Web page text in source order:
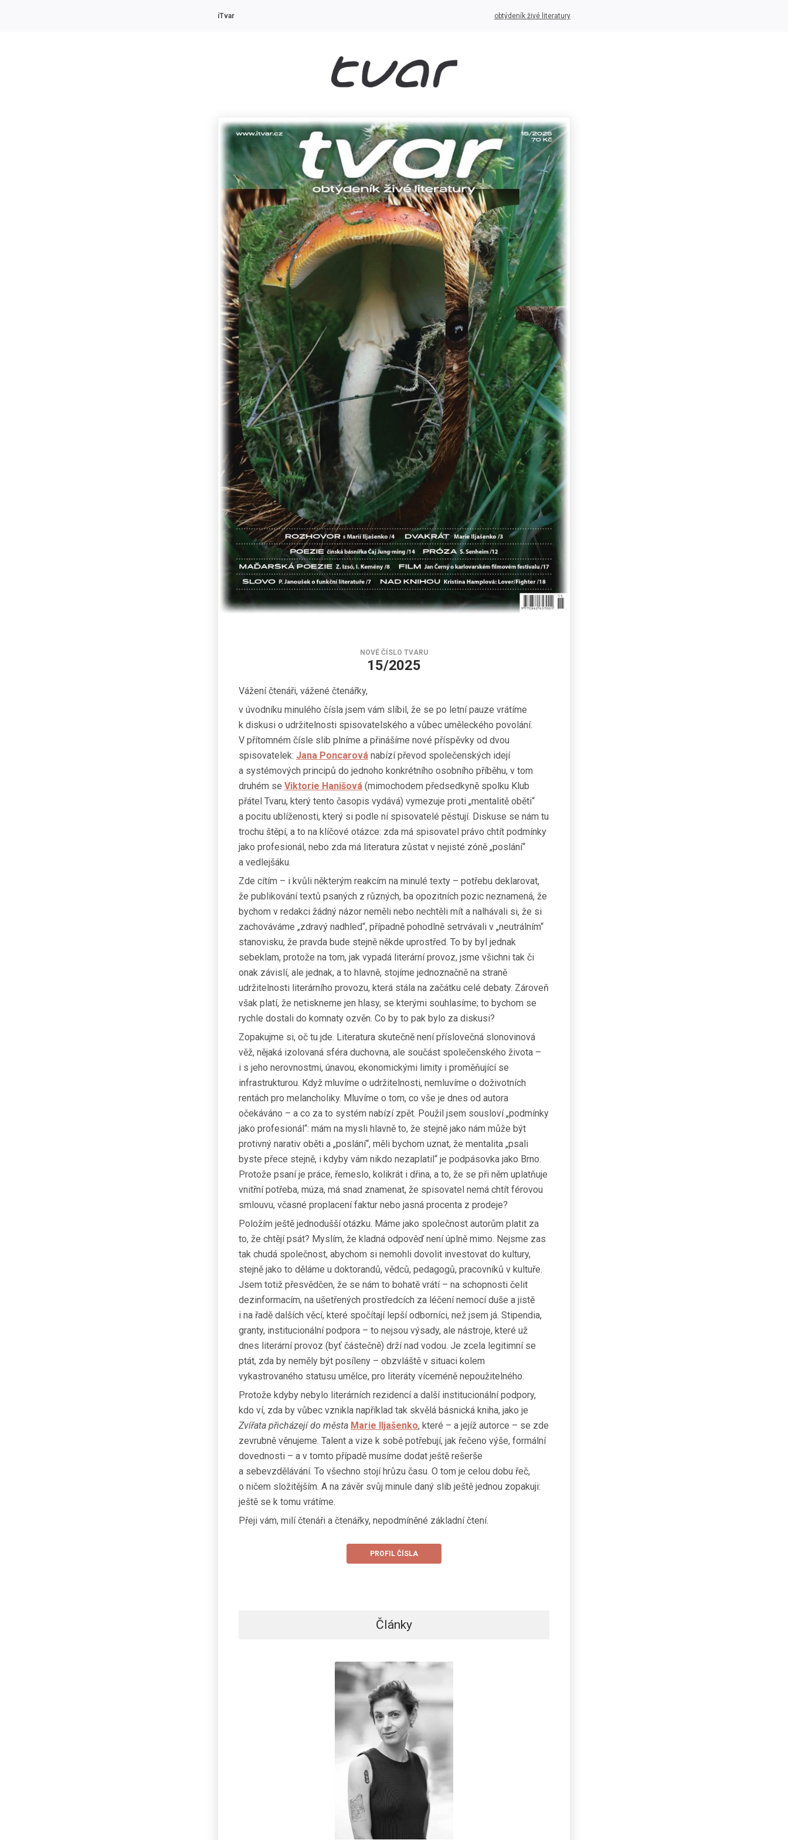
iTvar obtýdeník živé literatury
NOVÉ ČÍSLO TVARU
15/2025
Vážení čtenáři, vážené čtenářky,
v úvodníku minulého čísla jsem vám slíbil, že se po letní pauze vrátíme
k diskusi o udržitelnosti spisovatelského a vůbec uměleckého povolání.
V přítomném čísle slib plníme a přinášíme nové příspěvky od dvou
spisovatelek: Jana Poncarová nabízí převod společenských idejí
a systémových principů do jednoho konkrétního osobního příběhu, v tom
druhém se Viktorie Hanišová (mimochodem předsedkyně spolku Klub
přátel Tvaru, který tento časopis vydává) vymezuje proti „mentalitě oběti“
a pocitu ublíženosti, který si podle ní spisovatelé pěstují. Diskuse se nám tu
trochu štěpí, a to na klíčové otázce: zda má spisovatel právo chtít podmínky
jako profesionál, nebo zda má literatura zůstat v nejisté zóně „poslání“
a vedlejšáku.
Zde cítím – i kvůli některým reakcím na minulé texty – potřebu deklarovat,
že publikování textů psaných z různých, ba opozitních pozic neznamená, že
bychom v redakci žádný názor neměli nebo nechtěli mít a nalhávali si, že si
zachováváme „zdravý nadhled“, případně pohodlně setrvávali v „neutrálním“
stanovisku, že pravda bude stejně někde uprostřed. To by byl jednak
sebeklam, protože na tom, jak vypadá literární provoz, jsme všichni tak či
onak závislí, ale jednak, a to hlavně, stojíme jednoznačně na straně
udržitelnosti literárního provozu, která stála na začátku celé debaty. Zároveň
však platí, že netiskneme jen hlasy, se kterými souhlasíme; to bychom se
rychle dostali do komnaty ozvěn. Co by to pak bylo za diskusi?
Zopakujme si, oč tu jde. Literatura skutečně není příslovečná slonovinová
věž, nějaká izolovaná sféra duchovna, ale součást společenského života –
i s jeho nerovnostmi, únavou, ekonomickými limity i proměňující se
infrastrukturou. Když mluvíme o udržitelnosti, nemluvíme o doživotních
rentách pro melancholiky. Mluvíme o tom, co vše je dnes od autora
očekáváno – a co za to systém nabízí zpět. Použil jsem sousloví „podmínky
jako profesionál“: mám na mysli hlavně to, že stejně jako nám může být
protivný narativ oběti a „poslání“, měli bychom uznat, že mentalita „psali
byste přece stejně, i kdyby vám nikdo nezaplatil“ je podpásovka jako Brno.
Protože psaní je práce, řemeslo, kolikrát i dřina, a to, že se při něm uplatňuje
vnitřní potřeba, múza, má snad znamenat, že spisovatel nemá chtít férovou
smlouvu, včasné proplacení faktur nebo jasná procenta z prodeje?
Položím ještě jednodušší otázku. Máme jako společnost autorům platit za
to, že chtějí psát? Myslím, že kladná odpověď není úplně mimo. Nejsme zas
tak chudá společnost, abychom si nemohli dovolit investovat do kultury,
stejně jako to děláme u doktorandů, vědců, pedagogů, pracovníků v kultuře.
Jsem totiž přesvědčen, že se nám to bohatě vrátí – na schopnosti čelit
dezinformacím, na ušetřených prostředcích za léčení nemocí duše a jistě
i na řadě dalších věcí, které spočítají lepší odborníci, než jsem já. Stipendia,
granty, institucionální podpora – to nejsou výsady, ale nástroje, které už
dnes literární provoz (byť částečně) drží nad vodou. Je zcela legitimní se
ptát, zda by neměly být posíleny – obzvláště v situaci kolem
vykastrovaného statusu umělce, pro literáty víceméně nepoužitelného.
Protože kdyby nebylo literárních rezidencí a další institucionální podpory,
kdo ví, zda by vůbec vznikla například tak skvělá básnická kniha, jako je
Zvířata přicházejí do města Marie Iljašenko, které – a jejíž autorce – se zde
zevrubně věnujeme. Talent a vize k sobě potřebují, jak řečeno výše, formální
dovednosti – a v tomto případě musíme dodat ještě rešerše
a sebevzdělávání. To všechno stojí hrůzu času. O tom je celou dobu řeč,
o ničem složitějším. A na závěr svůj minule daný slib ještě jednou zopakuji:
ještě se k tomu vrátíme.
Přeji vám, milí čtenáři a čtenářky, nepodmíněné základní čtení.
PROFIL ČÍSLA
Články